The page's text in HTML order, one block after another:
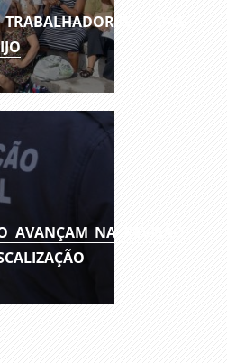
DAS
AVANÇAM NA REVISÃO